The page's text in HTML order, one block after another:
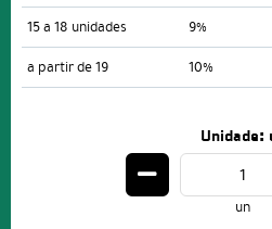
15 a 18 unidades
9%
a partir de 19
10%
Unidade:
un